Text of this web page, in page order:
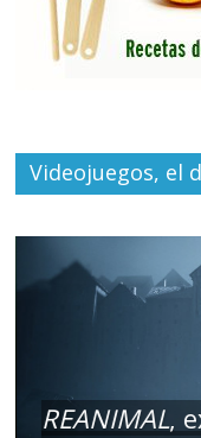
Videojuegos, el
REANIMAL,